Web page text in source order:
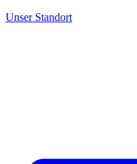
Unser Standort